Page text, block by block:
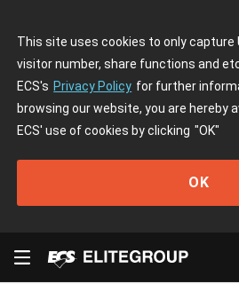
This site uses cookies to only capture
visitor number, share functions and
ECS's Privacy Policy for further
browsing our website, you are hereby
ECS' use of cookies by clicking "OK"
OK